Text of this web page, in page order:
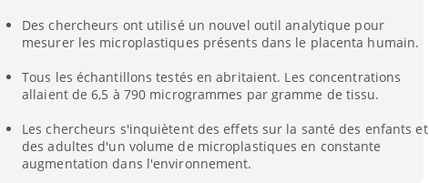
Des chercheurs ont utilisé un nouvel outil analytique pour
mesurer les microplastiques présents dans le placenta humain.
Tous les échantillons testés en abritaient. Les concentrations
allaient de 6,5 à 790 microgrammes par gramme de tissu.
Les chercheurs s'inquiètent des effets sur la santé des enfants et
des adultes d'un volume de microplastiques en constante
augmentation dans l'environnement.
Allergies alimentaires :
une nouvelle arme contre
Comment gérer le
TDAH : quel est ce
traitement autorisé aux